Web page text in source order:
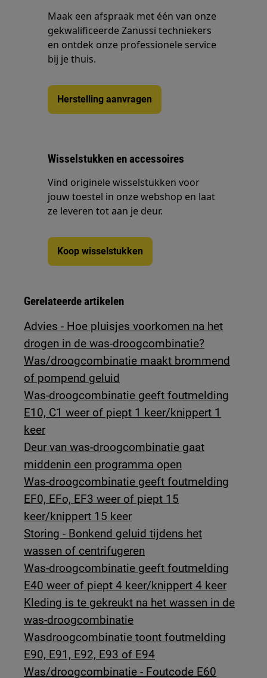
Maak een afspraak met één van onze
gekwalificeerde Zanussi techniekers
en ontdek onze professionele service
bij je thuis.
Herstelling aanvragen
Wisselstukken en accessoires
Vind originele wisselstukken voor
jouw toestel in onze webshop en laat
ze leveren tot aan je deur.
Koop wisselstukken
Gerelateerde artikelen
Advies - Hoe pluisjes voorkomen na het
drogen in de was-droogcombinatie?
Was/droogcombinatie maakt brommend
of pompend geluid
Was-droogcombinatie geeft foutmelding
E10, C1 weer of piept 1 keer/knippert 1
keer
Deur van was-droogcombinatie gaat
middenin een programma open
Was-droogcombinatie geeft foutmelding
EF0, EFo, EF3 weer of piept 15
keer/knippert 15 keer
Storing - Bonkend geluid tijdens het
wassen of centrifugeren
Was-droogcombinatie geeft foutmelding
E40 weer of piept 4 keer/knippert 4 keer
Kleding is te gekreukt na het wassen in de
was-droogcombinatie
Wasdroogcombinatie toont foutmelding
E90, E91, E92, E93 of E94
Was/droogcombinatie - Foutcode E60